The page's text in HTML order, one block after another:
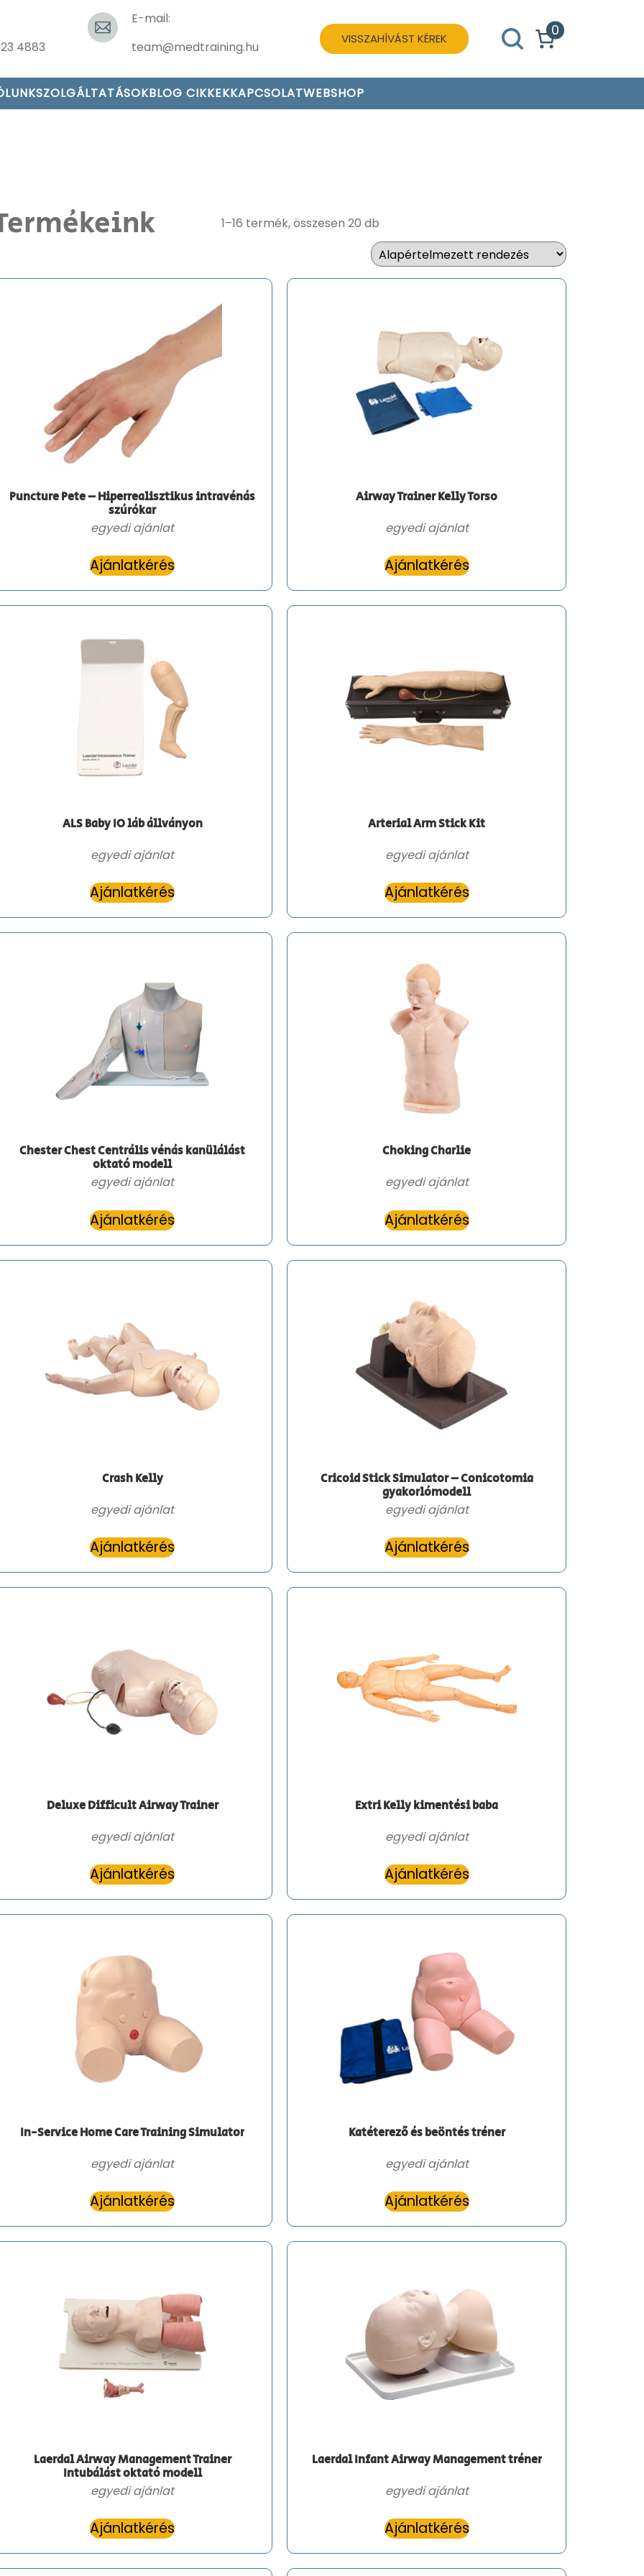
4883
E-mail:
team@medtraining.hu
VISSZAHÍVÁST KÉREK
0
SZOLGÁLTATÁSOKBLOG CIKKEKKAPCSOLATWEBSHOP
1–16 termék, összesen 20 db
Puncture Pete – Hiperrealisztikus intravénás
szúrókar
egyedi ajánlat
Ajánlatkérés
Airway Trainer Kelly Torso
egyedi ajánlat
Ajánlatkérés
ALS Baby IO láb állványon
egyedi ajánlat
Ajánlatkérés
Arterial Arm Stick Kit
egyedi ajánlat
Ajánlatkérés
Chester Chest Centrális vénás kanülálást
oktató modell
egyedi ajánlat
Ajánlatkérés
Choking Charlie
egyedi ajánlat
Ajánlatkérés
Crash Kelly
egyedi ajánlat
Ajánlatkérés
Cricoid Stick Simulator – Conicotomia
gyakorlómodell
egyedi ajánlat
Ajánlatkérés
Deluxe Difficult Airway Trainer
egyedi ajánlat
Ajánlatkérés
Extri Kelly kimentési baba
egyedi ajánlat
Ajánlatkérés
In-Service Home Care Training Simulator
egyedi ajánlat
Ajánlatkérés
Katéterező és beöntés tréner
egyedi ajánlat
Ajánlatkérés
Laerdal Airway Management Trainer
Intubálást oktató modell
egyedi ajánlat
Ajánlatkérés
Laerdal Infant Airway Management tréner
egyedi ajánlat
Ajánlatkérés